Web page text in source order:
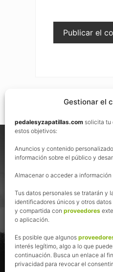
Gestionar el
pedalesyzapatillas.com solicita tu
estos objetivos:
Anuncios y contenido
información sobre el público y
Almacenar o acceder a
Tus datos personales se tratarán y
identificadores únicos y otros
y compartida con proveedores
o aplicación.
Es posible que algunos
interés legítimo, algo a lo que
continuación. Busca un enlace al
privacidad para revocar el
Footer
Nos vemos en las